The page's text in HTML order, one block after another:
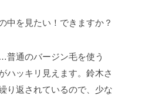
中を見たい！できますか？
普通のバージン毛を使う
ハッキリ見えます。鈴木さ
り返されているので、少な